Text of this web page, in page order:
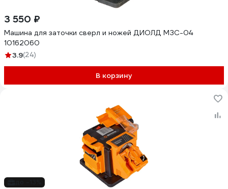
3 550 ₽
Машина для заточки сверл и ножей ДИОЛД МЗС-04
10162060
3.9(24)
В корзину